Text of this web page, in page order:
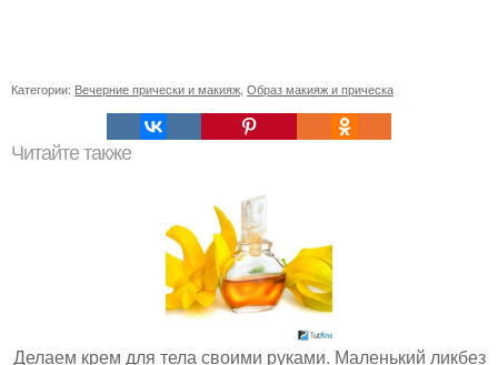
Категории: Вечерние прически и макияж Образ макияж и прическа
Читайте также
Делаем крем для тела своими руками. Маленький ликбез